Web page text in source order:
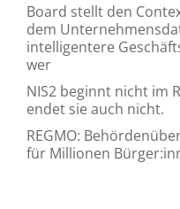
Board stellt den
dem
intelligentere
wer
NIS2 beginnt nicht im
endet sie auch nicht.
REGMO:
für Millionen